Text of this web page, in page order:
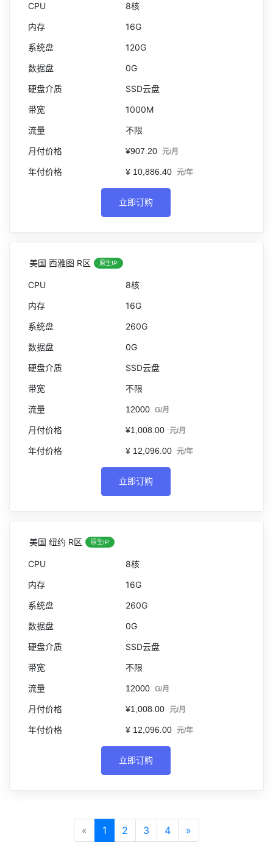
8核
16G
120G
0G
SSD云盘
1000M
不限
¥907.20 元/月
¥ 10,886.40 元/年
立即订购
美国 西雅图 R区 原生IP
8核
16G
260G
0G
SSD云盘
不限
12000 G/月
¥1,008.00 元/月
¥ 12,096.00 元/年
立即订购
美国 纽约 R区 原生IP
8核
16G
260G
0G
SSD云盘
不限
12000 G/月
¥1,008.00 元/月
¥ 12,096.00 元/年
立即订购
« 1 2 3 4 »